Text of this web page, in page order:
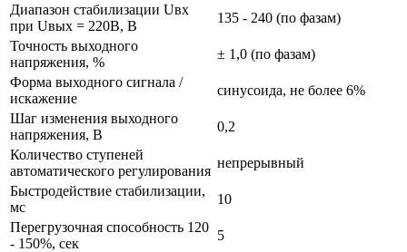
Диапазон стабилизации Uвх
при Uвых = 220В, В
135 - 240 (по фазам)
Точность выходного
напряжения, %
± 1,0 (по фазам)
Форма выходного сигнала /
искажение
синусоида, не более 6%
Шаг изменения выходного
напряжения, В
0,2
Количество ступеней
автоматического регулирования
непрерывный
Быстродействие стабилизации,
мс
10
Перегрузочная способность 120
- 150%, сек
5